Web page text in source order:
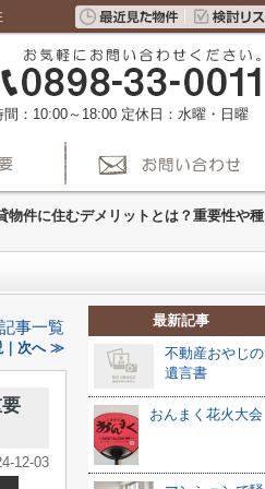
間：10:00～18:00 定休日：水曜・日曜
物件に住むデメリットとは？重要性や種
事一覧
｜次へ ≫
12-03
最新記事
不動産おやじの
遺言書
おんまく花火大会